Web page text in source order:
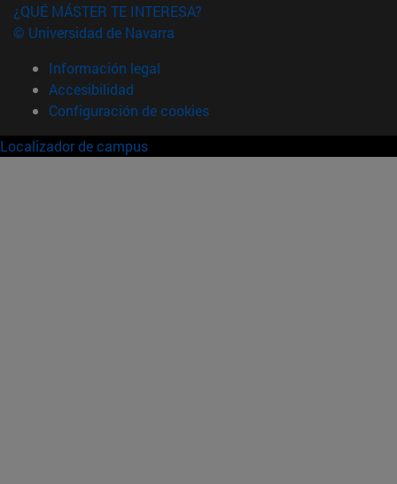
¿QUÉ MÁSTER TE INTERESA?
© Universidad de Navarra
Información legal
Accesibilidad
Configuración de cookies
Localizador de campus